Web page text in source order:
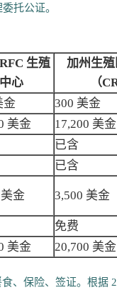
托公证。
生殖
中心
加州生
（
金 300 美金
美金 17,200 美金
已含
已含
金 3,500 美金
免费
美金 20,700 美金
、保险、签证。根